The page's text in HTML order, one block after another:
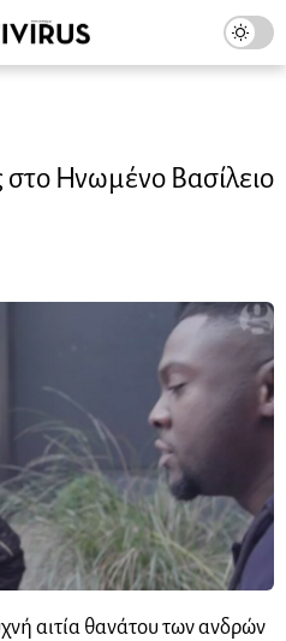
στο Ηνωμένο Βασίλειο
αιτία θανάτου των ανδρών